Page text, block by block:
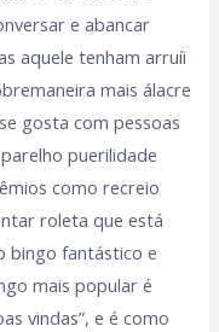
e abancar
aquele tenham arruíi
mais álacre
gosta com pessoas
puerilidade
como recreio
roleta que está
bingo fantástico e
mais popular é
vindas”, e é como